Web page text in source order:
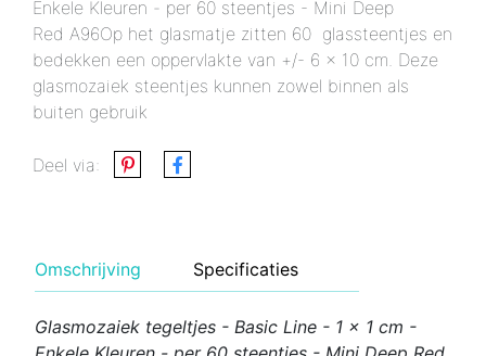
Enkele Kleuren - per 60 steentjes - Mini Deep
Red A96Op het glasmatje zitten 60 glassteentjes en
bedekken een oppervlakte van +/- 6 x 10 cm. Deze
glasmozaiek steentjes kunnen zowel binnen als
buiten gebruik
Deel via:
Omschrijving Specificaties
Glasmozaiek tegeltjes - Basic Line - 1 x 1 cm -